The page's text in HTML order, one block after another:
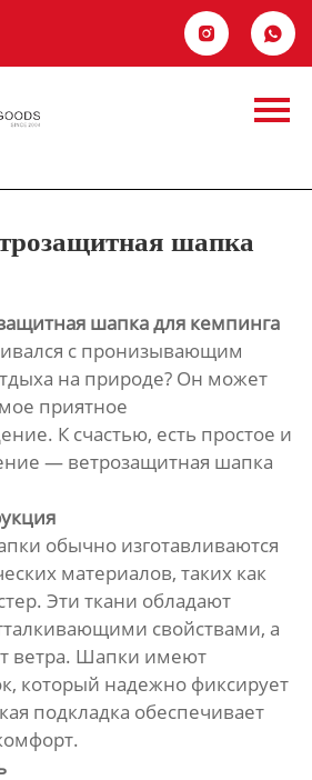
 
для шапка
шапка для кемпинга
с пронизывающим
на природе? Он может
приятное
К счастью, есть простое и
— ветрозащитная шапка
обычно изготавливаются
материалов, таких как
Эти ткани обладают
свойствами, а
ветра. Шапки имеют
который надежно фиксирует
подкладка обеспечивает